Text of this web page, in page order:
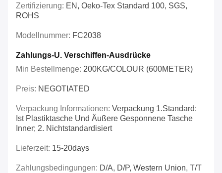
Zertifizierung: EN, Oeko-Tex Standard 100, SGS,
ROHS
Modellnummer: FC2038
Zahlungs-U. Verschiffen-Ausdrücke
Min Bestellmenge: 200KG/COLOUR (600METER)
Preis: NEGOTIATED
Verpackung Informationen: Verpackung 1.Standard:
Ist Plastiktasche Und Äußere Gesponnene Tasche
Inner; 2. Nichtstandardisiert
Lieferzeit: 15-20days
Zahlungsbedingungen: D/A, D/P, Western Union, T/T